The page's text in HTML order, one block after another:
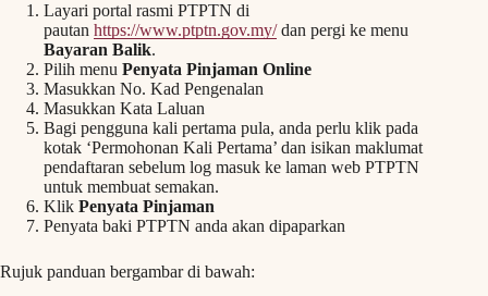
Layari portal rasmi PTPTN di
pautan https://www.ptptn.gov.my/dan pergi ke menu
Bayaran Balik.
Pilih menu Penyata Pinjaman Online
Masukkan No. Kad Pengenalan
Masukkan Kata Laluan
Bagi pengguna kali pertama pula, anda perlu klik pada
kotak ‘Permohonan Kali Pertama’ dan isikan maklumat
pendaftaran sebelum log masuk ke laman web PTPTN
untuk membuat semakan.
Klik Penyata Pinjaman
Penyata baki PTPTN anda akan dipaparkan
Rujuk panduan bergambar di bawah: